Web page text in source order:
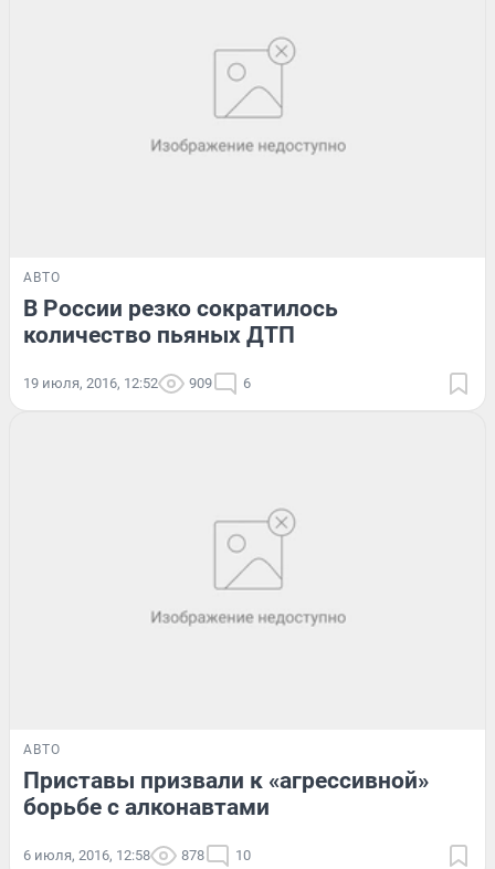
АВТО
В России резко сократилось
количество пьяных ДТП
19 июля, 2016, 12:52 909 6
АВТО
Приставы призвали к «агрессивной»
борьбе с алконавтами
6 июля, 2016, 12:58 878 10